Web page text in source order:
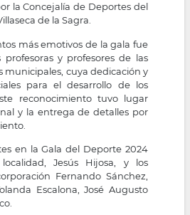
la Concejalía de Deportes del
de la Sagra.
más emotivos de la gala fue
y profesores de las
municipales, cuya dedicación y
para el desarrollo de los
reconocimiento tuvo lugar
y la entrega de detalles por
en la Gala del Deporte 2024
Jesús Hijosa, y los
Fernando Sánchez,
Escalona, José Augusto